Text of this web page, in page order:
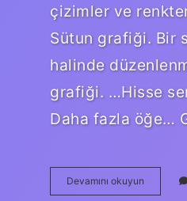
çizimler ve
Sütun grafiği. Bir
halinde
grafiği. …Hisse
Daha fazla öğe…
Devamını okuyun
Nedir